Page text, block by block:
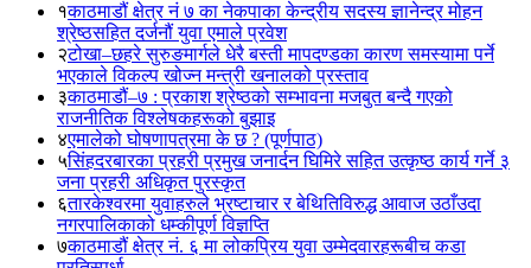
१काठमाडौं क्षेत्र नं ७ का नेकपाका केन्द्रीय सदस्य ज्ञानेन्द्र मोहन
श्रेष्ठसहित दर्जनौं युवा एमाले प्रवेश
२टोखा–छहरे सुरुङमार्गले धेरै बस्ती मापदण्डका कारण समस्यामा पर्ने
भएकाले विकल्प खोज्न मन्त्री खनालको प्रस्ताव
३काठमाडौं–७ : प्रकाश श्रेष्ठको सम्भावना मजबुत बन्दै गएको
राजनीतिक विश्लेषकहरूको बुझाइ
४एमालेको घोषणापत्रमा के छ ? (पूर्णपाठ)
५सिंहदरबारका प्रहरी प्रमुख जनार्दन घिमिरे सहित उत्कृष्ठ कार्य गर्ने ३
जना प्रहरी अधिकृत पुरस्कृत
६तारकेश्वरमा युवाहरुले भ्रष्टाचार र बेथितिविरुद्ध आवाज उठाँउदा
नगरपालिकाको धम्कीपूर्ण विज्ञप्ति
७काठमाडौं क्षेत्र नं. ६ मा लोकप्रिय युवा उम्मेदवारहरूबीच कडा